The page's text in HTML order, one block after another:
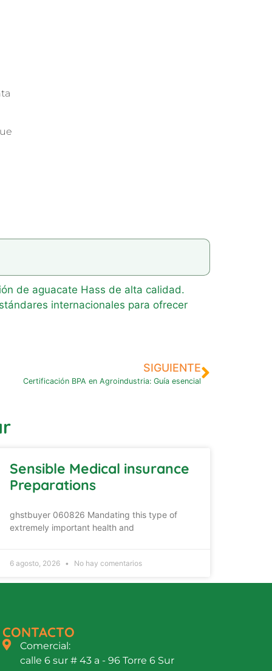
de aguacate Hass de alta calidad.
internacionales para ofrecer
SIGUIENTE
Certificación BPA en Agroindustria: Guía esencial
Sensible Medical insurance
Preparations
ghstbuyer 060826 Mandating this type of
extremely important health and
6 agosto, 2026 No hay comentarios
CONTACTO
Comercial:
calle 6 sur # 43 a - 96 Torre 6 Sur